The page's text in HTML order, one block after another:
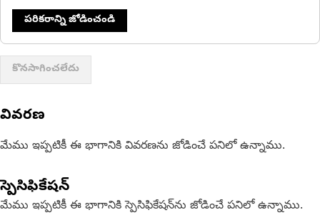
పరికరాన్ని జోడించండి
కొనసాగించలేదు
వివరణ
మేము ఇప్పటికీ ఈ భాగానికి వివరణను జోడించే పనిలో ఉన్నాము.
స్పెసిఫికేషన్
మేము ఇప్పటికీ ఈ భాగానికి స్పెసిఫికేషన్‌ను జోడించే పనిలో ఉన్నాము.